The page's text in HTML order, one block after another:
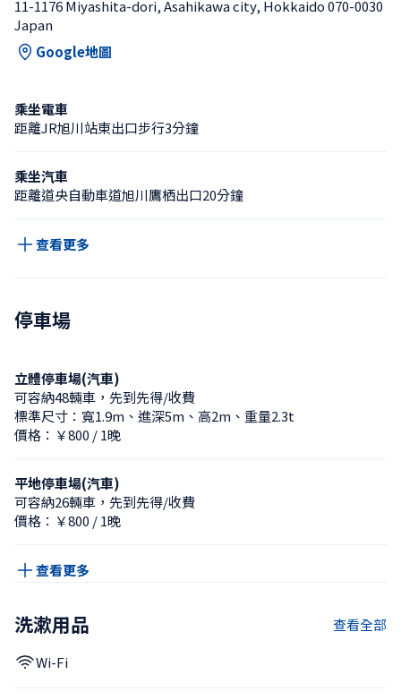
11-1176 Miyashita-dori, Asahikawa city, Hokkaido 070-0030
Japan
Google地圖
乘坐電車
距離JR旭川站東出口步行3分鐘
乘坐汽車
距離道央自動車道旭川鷹栖出口20分鐘
查看更多
停車場
立體停車場(汽車)
可容納48輛車，先到先得/收費
標準尺寸：寬1.9m、進深5m、高2m、重量2.3t
價格：￥800 / 1晚
平地停車場(汽車)
可容納26輛車，先到先得/收費
價格：￥800 / 1晚
查看更多
洗漱用品 查看全部
Wi-Fi